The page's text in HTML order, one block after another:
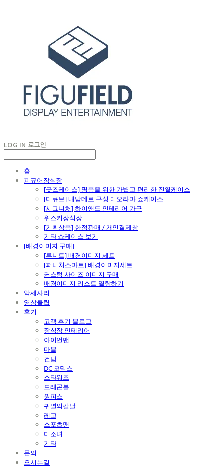
LOG IN 로그인
홈
피규어장식장
[굿즈케이스] 명품을 위한 가볍고 편리한 진열케이스
[디큐브] 내맘데로 구성 디오라마 쇼케이스
[시그니처] 하이앤드 인테리어 가구
위스키장식장
[기획상품] 한정판매 / 개인결제창
기타 쇼케이스 보기
[배경이미지 구매]
[루니트] 배경이미지 세트
[퍼니처스마트] 배경이미지세트
커스텀 사이즈 이미지 구매
배경이미지 리스트 열람하기
악세사리
영상클립
후기
고객 후기 블로그
장식장 인테리어
아이언맨
마블
건담
DC 코믹스
스타워즈
드래곤볼
원피스
귀멸의칼날
레고
스포츠맨
미소녀
기타
문의
오시는길